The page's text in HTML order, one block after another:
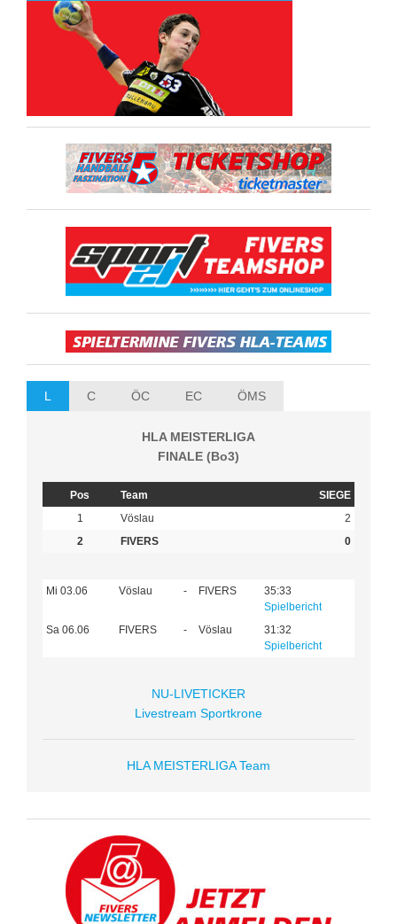
L C ÖC EC ÖMS
HLA MEISTERLIGA
FINALE (Bo3)
Pos Team
SIEGE
1
Vöslau
2
2
FIVERS 0
Mi 03.06 Vöslau - FIVERS
35:33
Spielbericht
Sa 06.06
FIVERS - Vöslau
31:32
Spielbericht
NU-LIVETICKER
Livestream Sportkrone
HLA MEISTERLIGA Team